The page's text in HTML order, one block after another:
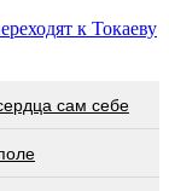
к Токаеву
сам себе